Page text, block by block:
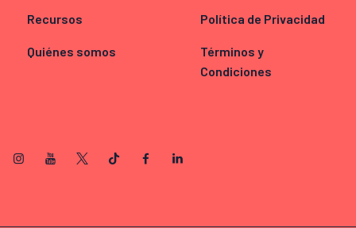
Recursos
Quiénes somos
Política de Privacidad
Términos y
Condiciones